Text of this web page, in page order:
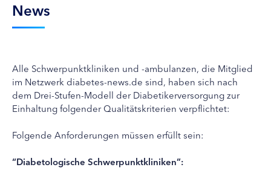
News
Alle Schwerpunktkliniken und -ambulanzen, die Mitglied
im Netzwerk diabetes-news.de sind, haben sich nach
dem Drei-Stufen-Modell der Diabetikerversorgung zur
Einhaltung folgender Qualitätskriterien verpflichtet:
Folgende Anforderungen müssen erfüllt sein:
“Diabetologische Schwerpunktkliniken”: